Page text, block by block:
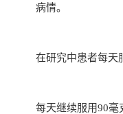
病情。
在研究中患者每天
每天继续服用90毫